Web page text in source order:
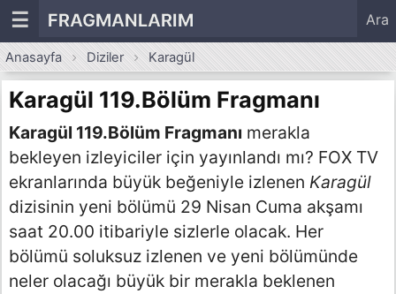
☰ FRAGMANLARIM Ara
Anasayfa Diziler Karagül
Karagül 119.Bölüm Fragmanı
Karagül 119.Bölüm Fragmanı merakla
bekleyen izleyiciler için yayınlandı mı? FOX TV
ekranlarında büyük beğeniyle izlenen Karagül
dizisinin yeni bölümü 29 Nisan Cuma akşamı
saat 20.00 itibariyle sizlerle olacak. Her
bölümü soluksuz izlenen ve yeni bölümünde
neler olacağı büyük bir merakla beklenen